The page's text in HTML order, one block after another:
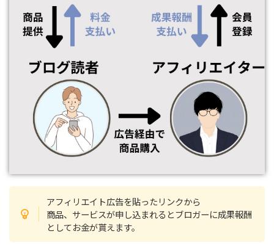
アフィリエイト広告を貼ったリンクから
商品、サービスが申し込まれるとブロガーに成果報酬
としてお金が貰えます。